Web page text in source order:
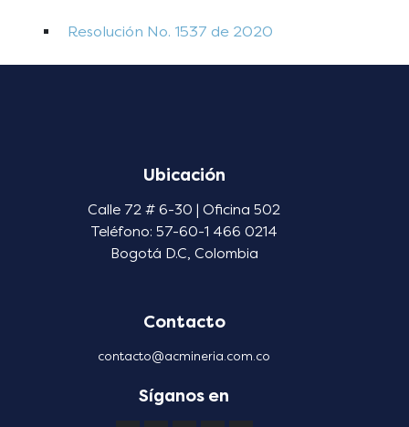
Resolución No. 1537 de 2020
Ubicación
Calle 72 # 6-30 | Oficina 502
Teléfono: 57-60-1 466 0214
Bogotá D.C, Colombia
Contacto
contacto@acmineria.com.co
Síganos en